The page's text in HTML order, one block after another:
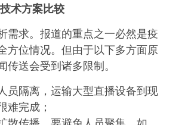
术方案比较
需求。报道的重点之一必然是疫
方位情况。但由于以下多方面原
传送会受到诸多限制。
员隔离，运输大型直播设备到现
难完成；